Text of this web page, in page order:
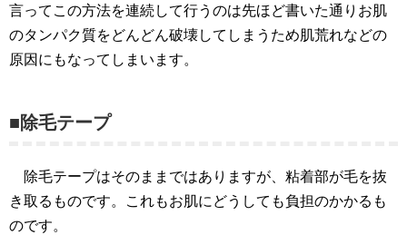
言ってこの方法を連続して行うのは先ほど書いた通りお肌
のタンパク質をどんどん破壊してしまうため肌荒れなどの
原因にもなってしまいます。
■除毛テープ
除毛テープはそのままではありますが、粘着部が毛を抜
き取るものです。これもお肌にどうしても負担のかかるも
のです。